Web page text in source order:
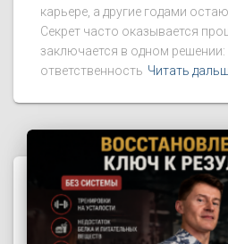
карьере, а другие годами
Секрет часто оказывается
заключается в одном решении:
ответственность Читать